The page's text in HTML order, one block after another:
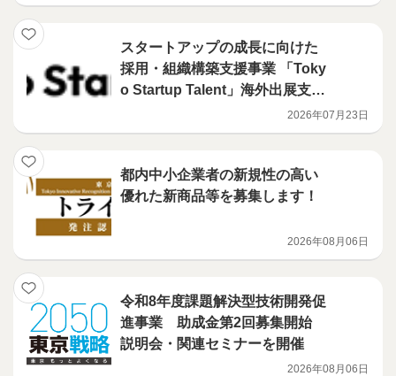
社とのマッチングを支援します
スタートアップの成長に向けた
採用・組織構築支援事業 「Toky
o Startup Talent」海外出展支援
2026年07月23日
都内中小企業者の新規性の高い
優れた新商品等を募集します！
2026年08月06日
令和8年度課題解決型技術開発促
進事業 助成金第2回募集開始
説明会・関連セミナーを開催
2026年08月06日